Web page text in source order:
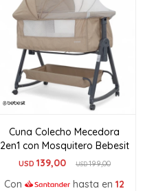
Cuna Colecho Mecedora
2en1 con Mosquitero Bebesit
USD 139,00 USD199,00
Con hasta en 12